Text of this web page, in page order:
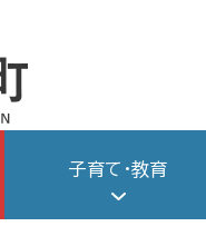
子育て・教育